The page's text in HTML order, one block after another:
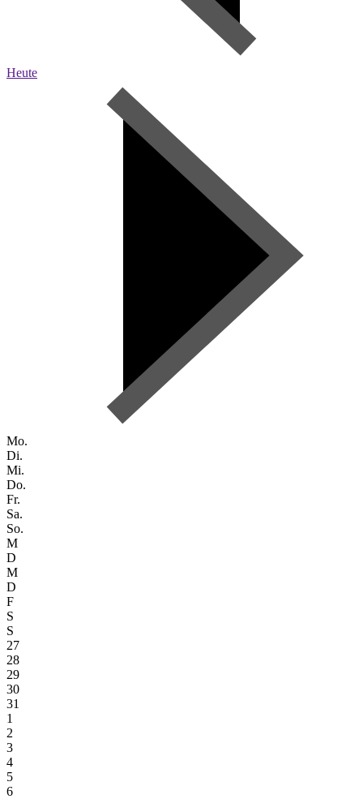
Heute
Mo.
Di.
Mi.
Do.
Fr.
Sa.
So.
M
D
M
D
F
S
S
27
28
29
30
31
1
2
3
4
5
6